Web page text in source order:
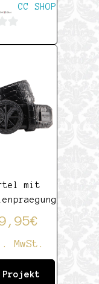
CC SHOP
mit
€
MwSt.